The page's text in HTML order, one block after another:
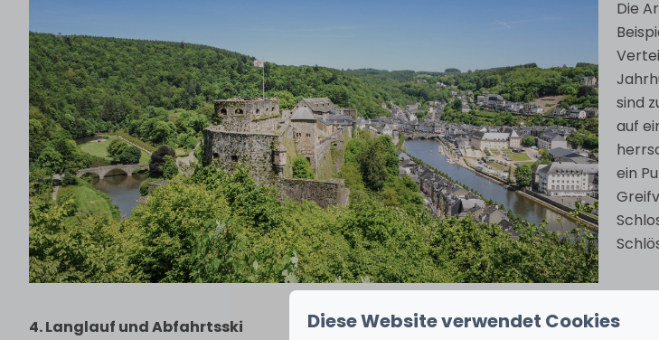
Die
sind
auf
ein
4. Langlauf und Abfahrtsski
Diese Website verwendet Cookies